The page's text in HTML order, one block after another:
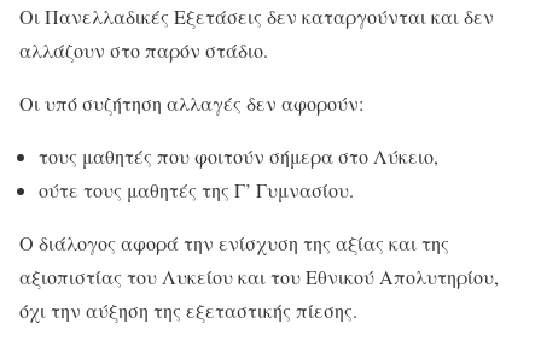
Οι Πανελλαδικές Εξετάσεις δεν καταργούνται και δεν
αλλάζουν στο παρόν στάδιο.
Οι υπό συζήτηση αλλαγές δεν αφορούν:
τους μαθητές που φοιτούν σήμερα στο Λύκειο,
ούτε τους μαθητές της Γ’ Γυμνασίου.
Ο διάλογος αφορά την ενίσχυση της αξίας και της
αξιοπιστίας του Λυκείου και του Εθνικού Απολυτηρίου,
όχι την αύξηση της εξεταστικής πίεσης.